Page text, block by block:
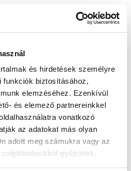
és hirdetések személyre
funkciók biztosításához,
elemzéséhez. Ezenkívül
és elemező partnereinkkel
vonatkozó
az adatokat más olyan
adott meg számukra vagy az
gyűjtöttek.